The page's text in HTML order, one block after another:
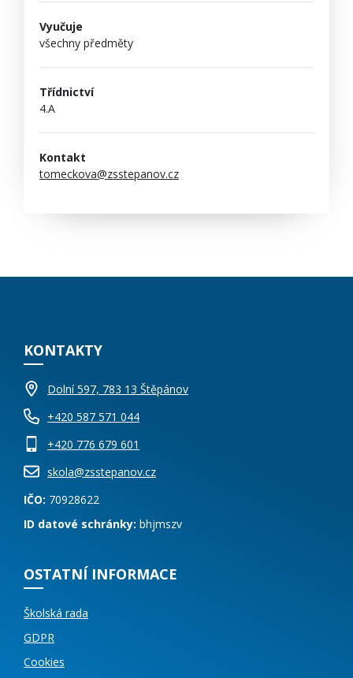
Vyučuje
všechny předměty
Třídnictví
4.A
Kontakt
tomeckova@zsstepanov.cz
KONTAKTY
Dolní 597, 783 13 Štěpánov
+420 587 571 044
+420 776 679 601
skola@zsstepanov.cz
IČO: 70928622
ID datové schránky: bhjmszv
OSTATNÍ INFORMACE
Školská rada
GDPR
Cookies